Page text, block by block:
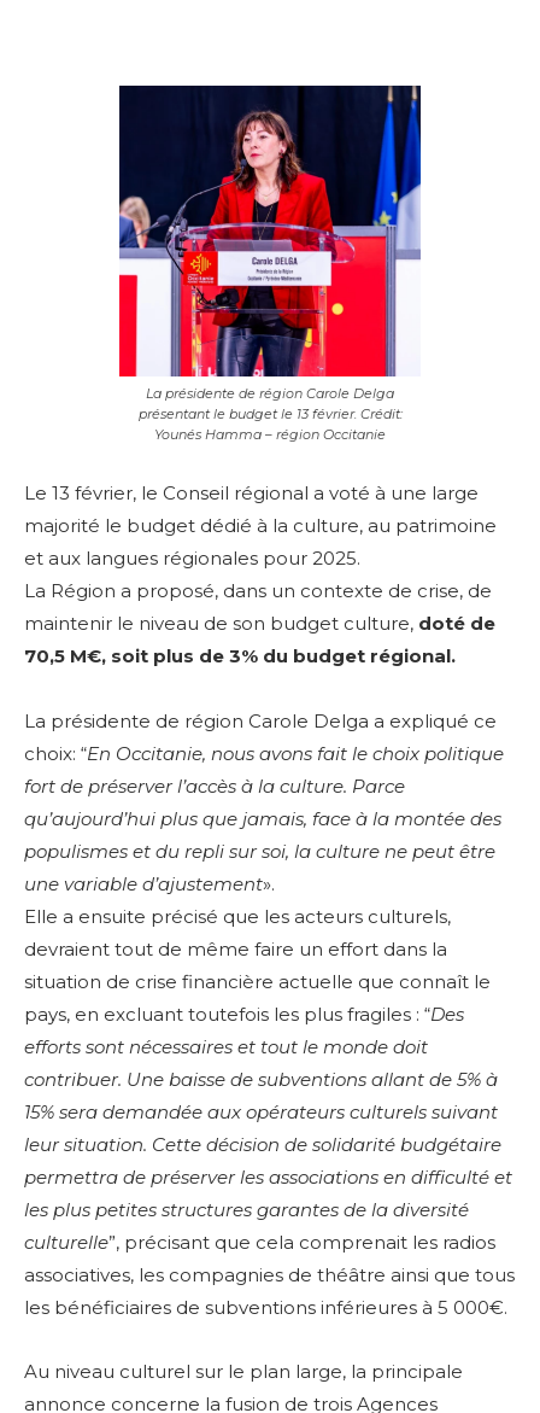
La présidente de région Carole Delga
présentant le budget le 13 février. Crédit:
Younés Hamma – région Occitanie
Le 13 février, le Conseil régional a voté à une large
majorité le budget dédié à la culture, au patrimoine
et aux langues régionales pour 2025.
La Région a proposé, dans un contexte de crise, de
maintenir le niveau de son budget culture, doté de
70,5 M€, soit plus de 3% du budget régional.
La présidente de région Carole Delga a expliqué ce
choix: “En Occitanie, nous avons fait le choix politique
fort de préserver l’accès à la culture. Parce
qu’aujourd’hui plus que jamais, face à la montée des
populismes et du repli sur soi, la culture ne peut être
une variable d’ajustement».
Elle a ensuite précisé que les acteurs culturels,
devraient tout de même faire un effort dans la
situation de crise financière actuelle que connaît le
pays, en excluant toutefois les plus fragiles : “Des
efforts sont nécessaires et tout le monde doit
contribuer. Une baisse de subventions allant de 5% à
15% sera demandée aux opérateurs culturels suivant
leur situation. Cette décision de solidarité budgétaire
permettra de préserver les associations en difficulté et
les plus petites structures garantes de la diversité
culturelle”, précisant que cela comprenait les radios
associatives, les compagnies de théâtre ainsi que tous
les bénéficiaires de subventions inférieures à 5 000€.
Au niveau culturel sur le plan large, la principale
annonce concerne la fusion de trois Agences